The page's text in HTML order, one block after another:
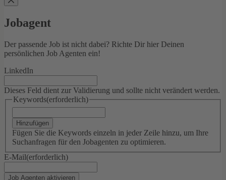
Jobagent
Der passende Job ist nicht dabei? Richte Dir hier Deinen
persönlichen Job Agenten ein!
LinkedIn
Dieses Feld dient zur Validierung und sollte nicht verändert werden.
Keywords(erforderlich)
Hinzufügen
Fügen Sie die Keywords einzeln in jeder Zeile hinzu, um Ihre
Suchanfragen für den Jobagenten zu optimieren.
E-Mail(erforderlich)